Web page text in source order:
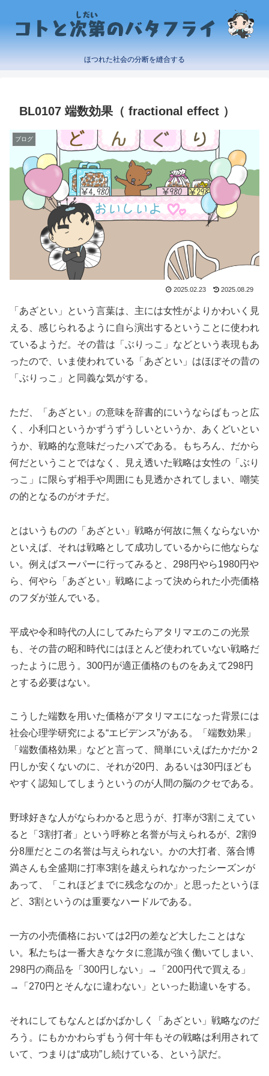
ほつれた社会の分断を縫合する
BL0107 端数効果（ fractional effect ）
ブログ
2025.02.23 2025.08.29
「あざとい」という言葉は、主には女性がよりかわいく見
える、感じられるように自ら演出するということに使われ
ているようだ。その昔は「ぶりっこ」などという表現もあ
ったので、いま使われている「あざとい」はほぼその昔の
「ぶりっこ」と同義な気がする。
ただ、「あざとい」の意味を辞書的にいうならばもっと広
く、小利口というかずうずうしいというか、あくどいとい
うか、戦略的な意味だったハズである。もちろん、だから
何だということではなく、見え透いた戦略は女性の「ぶり
っこ」に限らず相手や周囲にも見透かされてしまい、嘲笑
の的となるのがオチだ。
とはいうものの「あざとい」戦略が何故に無くならないか
といえば、それは戦略として成功しているからに他ならな
い。例えばスーパーに行ってみると、298円やら1980円や
ら、何やら「あざとい」戦略によって決められた小売価格
のフダが並んでいる。
平成や令和時代の人にしてみたらアタリマエのこの光景
も、その昔の昭和時代にはほとんど使われていない戦略だ
ったように思う。300円が適正価格のものをあえて298円
とする必要はない。
こうした端数を用いた価格がアタリマエになった背景には
社会心理学研究による“エビデンス”がある。「端数効果」
「端数価格効果」などと言って、簡単にいえばたかだか２
円しか安くないのに、それが20円、あるいは30円ほども
やすく認知してしまうというのが人間の脳のクセである。
野球好きな人がならわかると思うが、打率が3割こえてい
ると「3割打者」という呼称と名誉が与えられるが、2割9
分8厘だとこの名誉は与えられない。かの大打者、落合博
満さんも全盛期に打率3割を越えられなかったシーズンが
あって、「これほどまでに残念なのか」と思ったというほ
ど、3割というのは重要なハードルである。
一方の小売価格においては2円の差など大したことはな
い。私たちは一番大きなケタに意識が強く働いてしまい、
298円の商品を「300円しない」→「200円代で買える」
→「270円とそんなに違わない」といった勘違いをする。
それにしてもなんとばかばかしく「あざとい」戦略なのだ
ろう。にもかかわらずもう何十年もその戦略は利用されて
いて、つまりは“成功”し続けている、という訳だ。